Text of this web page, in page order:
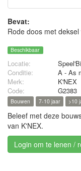
Bevat:
Rode doos met
Beschikbaar
Locatie:
Conditie:
A - As
Merk:
K'NEX
Code:
G2383
Bouwen 7-10 jaar >10
Beleef met deze
van K'NEX.
Login om te lenen /